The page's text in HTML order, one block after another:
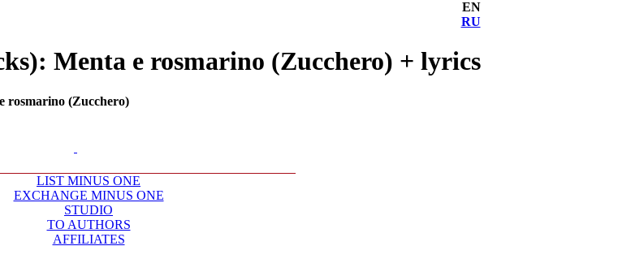
EN
RU
Menta e rosmarino (Zucchero) + lyrics
rosmarino (Zucchero)
LIST MINUS ONE
EXCHANGE MINUS ONE
STUDIO
TO AUTHORS
AFFILIATES